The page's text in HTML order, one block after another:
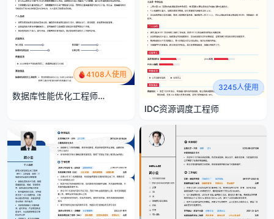
4108人使用
数据库性能优化工程师
3245人使用
IDC资源调度工程师